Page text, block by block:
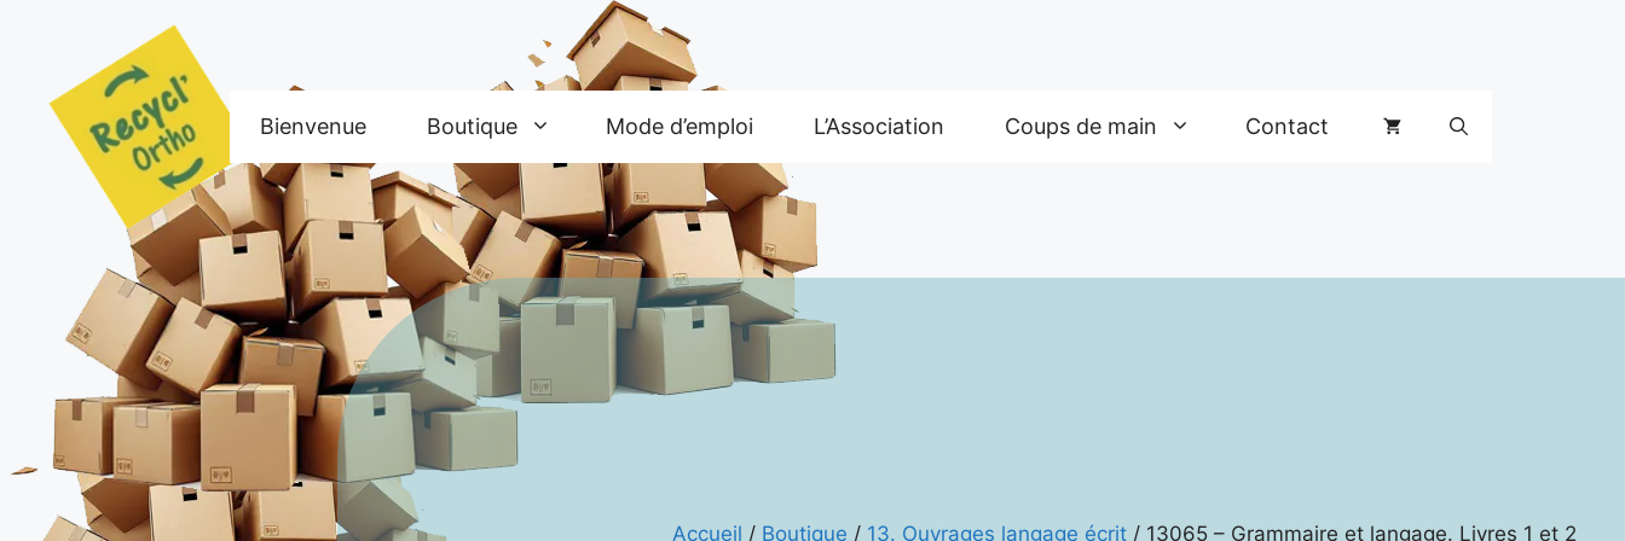
Bienvenue Boutique Mode d’emploi L’Association Coups de main Contact
Accueil / Boutique / 13. Ouvrages langage écrit / 13065 – Grammaire et langage. Livres 1 et 2